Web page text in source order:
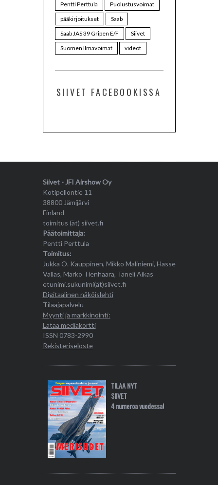
Pentti Perttula
Puolustusvoimat
pääkirjoitukset
Saab
Saab JAS 39 Gripen E/F
Siivet
Suomen Ilmavoimat
videot
SIIVET FACEBOOKISSA
Siivet - JFI Airshow Oy
Kotipellontie 11
38800 Jämijärvi
Finland
toimitus (ät) siivet.fi
Päätoimittaja:
Pentti Perttula
Toimitus:
Jukka O. Kauppinen, Mikko Maliniemi, Hasse
Vallas, Marko Tienhaara, Taneli Äikäs
etunimi.sukunimi(ät)siivet.fi
Digitaalinen näköislehti
Tilaajapalvelu
Myynti ja markkinointi:
Lataa mediakortti
ISSN 0783-2990
Rekisteriseloste
TILAA NYT
SIIVET
4 numeroa vuodessa!